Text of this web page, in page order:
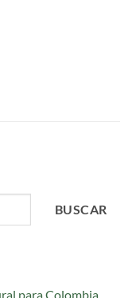
BUSCAR
para Colombia